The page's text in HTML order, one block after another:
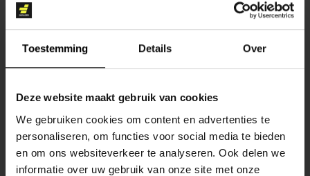
Toestemming Details Over
Deze website maakt gebruik van cookies
We gebruiken cookies om content en advertenties te
personaliseren, om functies voor social media te bieden
en om ons websiteverkeer te analyseren. Ook delen we
informatie over uw gebruik van onze site met onze
CONTENT CREATIE